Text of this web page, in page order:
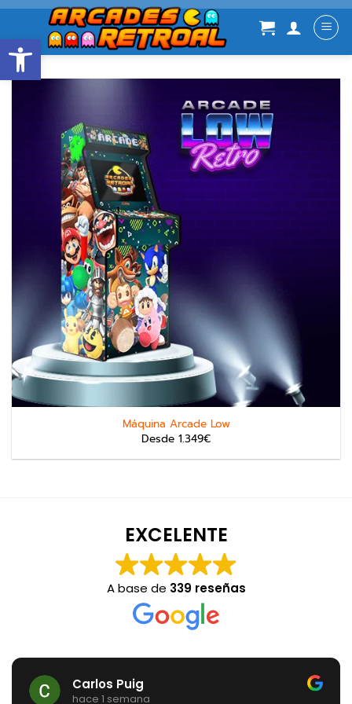
Abrir barra de herramientas
Máquina Arcade Low
Desde 1.349€
EXCELENTE
A base de 339 reseñas
Carlos Puig
hace 1 semana